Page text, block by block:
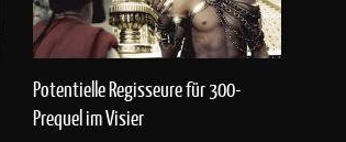
Potentielle Regisseure für 300-
Prequel im Visier